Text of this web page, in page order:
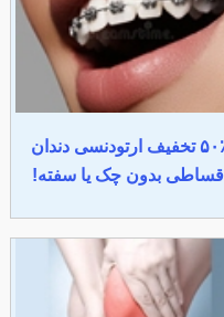
۵۰٪ تخفیف ارتودنسی دندان
اقساطی بدون چک یا سفته!